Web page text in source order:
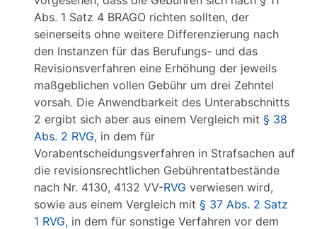
Abs. 1 Satz 4 BRAGO richten sollten, der
seinerseits ohne weitere Differenzierung nach
den Instanzen für das Berufungs- und das
Revisionsverfahren eine Erhöhung der jeweils
maßgeblichen vollen Gebühr um drei Zehntel
vorsah. Die Anwendbarkeit des Unterabschnitts
2 ergibt sich aber aus einem Vergleich mit § 38
Abs. 2 RVG, in dem für
Vorabentscheidungsverfahren in Strafsachen auf
die revisionsrechtlichen Gebührentatbestände
nach Nr. 4130, 4132 VV-RVG verwiesen wird,
sowie aus einem Vergleich mit § 37 Abs. 2 Satz
1 RVG, in dem für sonstige Verfahren vor dem